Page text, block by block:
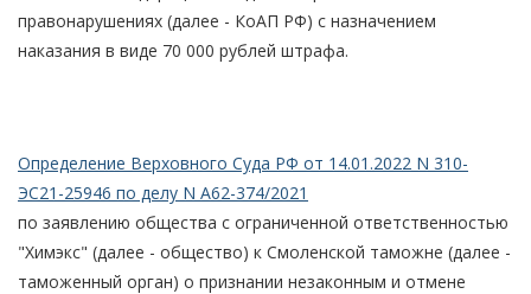
правонарушениях (далее - КоАП РФ) с назначением
наказания в виде 70 000 рублей штрафа.
Определение Верховного Суда РФ от 14.01.2022 N 310-
ЭС21-25946 по делу N А62-374/2021
по заявлению общества с ограниченной ответственностью
"Химэкс" (далее - общество) к Смоленской таможне (далее -
таможенный орган) о признании незаконным и отмене